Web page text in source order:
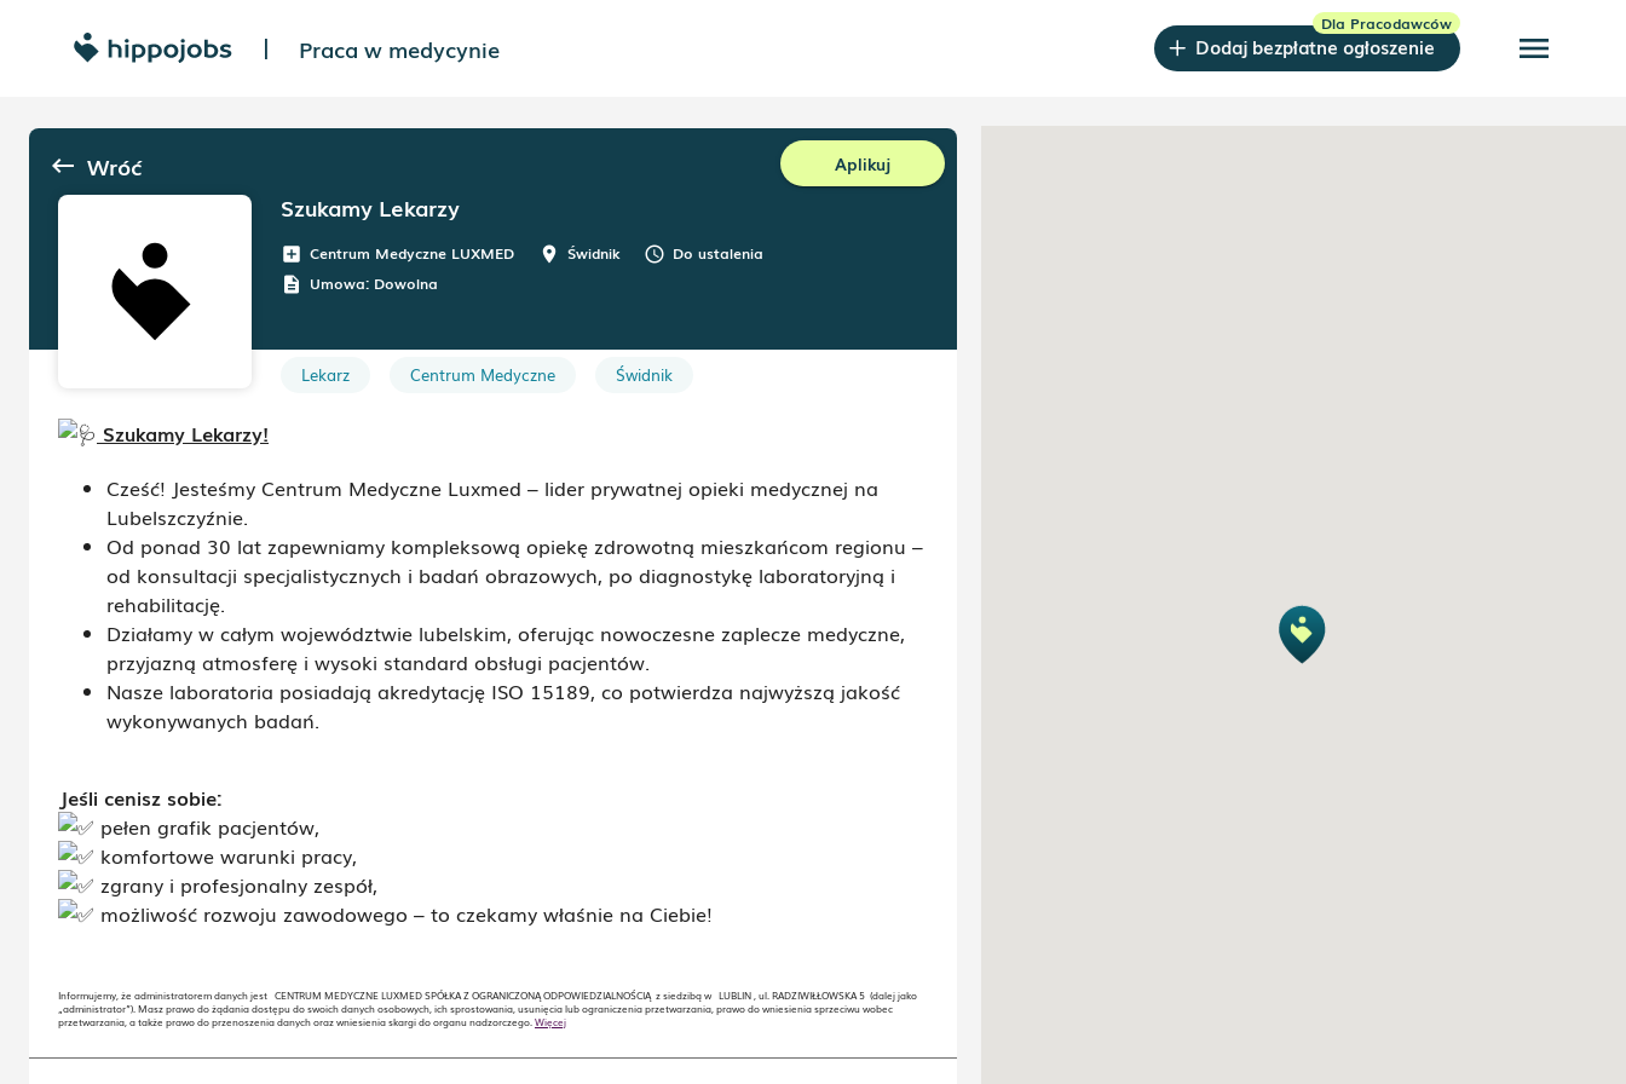
| Praca w medycynie Dodaj bezpłatne ogłoszenie menu
keyboard_backspace Wróć Aplikuj
Szukamy Lekarzy
add_box Centrum Medyczne LUXMED room Świdnik schedule Do ustalenia
description Umowa: Dowolna
Lekarz Centrum Medyczne Świdnik
Szukamy Lekarzy!
Cześć! Jesteśmy Centrum Medyczne Luxmed – lider prywatnej opieki medycznej na
Lubelszczyźnie.
Od ponad 30 lat zapewniamy kompleksową opiekę zdrowotną mieszkańcom regionu –
od konsultacji specjalistycznych i badań obrazowych, po diagnostykę laboratoryjną i
rehabilitację.
Działamy w całym województwie lubelskim, oferując nowoczesne zaplecze medyczne,
przyjazną atmosferę i wysoki standard obsługi pacjentów.
Nasze laboratoria posiadają akredytację ISO 15189, co potwierdza najwyższą jakość
wykonywanych badań.
Jeśli cenisz sobie:
pełen grafik pacjentów,
komfortowe warunki pracy,
zgrany i profesjonalny zespół,
możliwość rozwoju zawodowego – to czekamy właśnie na Ciebie!
Informujemy, że administratorem danych jest CENTRUM MEDYCZNE LUXMED SPÓŁKA Z OGRANICZONĄ ODPOWIEDZIALNOŚCIĄ z siedzibą w LUBLIN , ul. RADZIWIŁŁOWSKA 5 (dalej jako
„administrator”). Masz prawo do żądania dostępu do swoich danych osobowych, ich sprostowania, usunięcia lub ograniczenia przetwarzania, prawo do wniesienia sprzeciwu wobec
przetwarzania, a także prawo do przenoszenia danych oraz wniesienia skargi do organu nadzorczego. Więcej